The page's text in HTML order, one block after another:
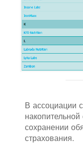
В ассоциации
сохранении
страхования.